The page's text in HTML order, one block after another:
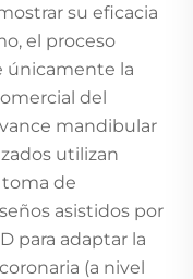
su eficacia
el proceso
únicamente la
del
mandibular
utilizan
de
asistidos por
para adaptar la
(a nivel